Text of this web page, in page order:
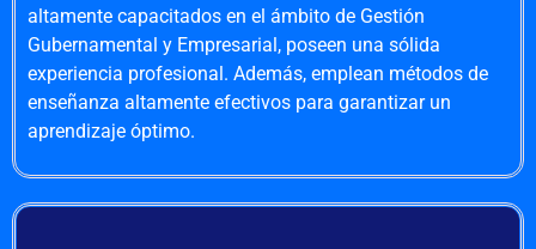
altamente capacitados en el ámbito de Gestión
Gubernamental y Empresarial, poseen una sólida
experiencia profesional. Además, emplean métodos de
enseñanza altamente efectivos para garantizar un
aprendizaje óptimo.